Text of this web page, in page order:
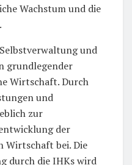
Wachstum und die
und
grundlegender
Wirtschaft. Durch
und
zur
der
Wirtschaft bei. Die
durch die IHKs wird